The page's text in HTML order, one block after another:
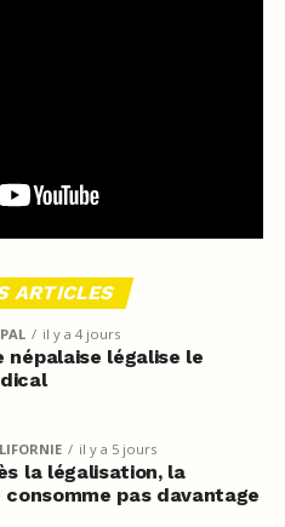
ARTICLES
il y a 4 jours
népalaise légalise le
il y a 5 jours
la légalisation, la
consomme pas davantage